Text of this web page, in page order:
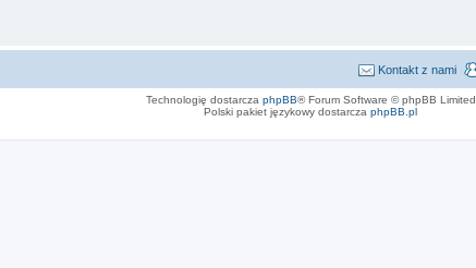
Kontakt z nami
Technologię dostarcza phpBB® Forum Software © phpBB Limited
Polski pakiet językowy dostarcza phpBB.pl